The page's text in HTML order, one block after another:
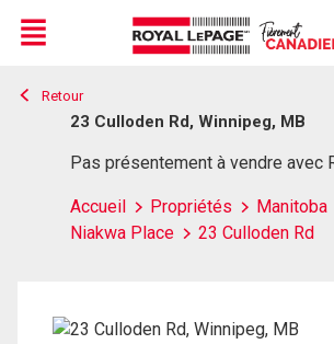
Live
En Direct
Menu
Retour
23 Culloden Rd, Winnipeg, MB
Pas présentement à vendre avec
Accueil Propriétés Manitoba
Niakwa Place
23 Culloden Rd